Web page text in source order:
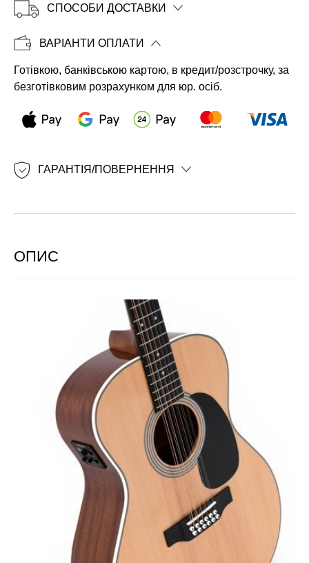
Копіювати
СПОСОБИ ДОСТАВКИ
ВАРІАНТИ ОПЛАТИ
Готівкою, банківською картою, в кредит/розстрочку, за
безготівковим розрахунком для юр. осіб.
ГАРАНТІЯ/ПОВЕРНЕННЯ
ОПИС